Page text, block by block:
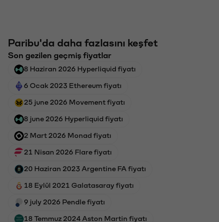
Paribu'da daha fazlasını keşfet
Son gezilen geçmiş fiyatlar
8 Haziran 2026 Hyperliquid fiyatı
6 Ocak 2023 Ethereum fiyatı
25 june 2026 Movement fiyatı
8 june 2026 Hyperliquid fiyatı
2 Mart 2026 Monad fiyatı
21 Nisan 2026 Flare fiyatı
20 Haziran 2023 Argentine FA fiyatı
18 Eylül 2021 Galatasaray fiyatı
9 july 2026 Pendle fiyatı
18 Temmuz 2024 Aston Martin fiyatı